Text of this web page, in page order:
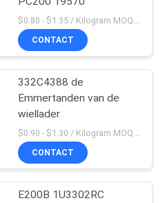
CONTACT
332C4388 de
Emmertanden van de
wiellader
CONTACT
E200B 1U3302RC